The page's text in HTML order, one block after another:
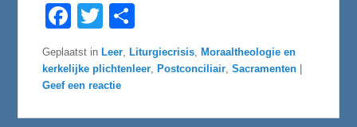
F
e
b
o
o
T
t
t
e
r
e
n
Geplaatst in Leer, Liturgiecrisis, Moraaltheologie en
kerkelijke plichtenleer, Postconciliair,Sacramenten
Geef een reactie